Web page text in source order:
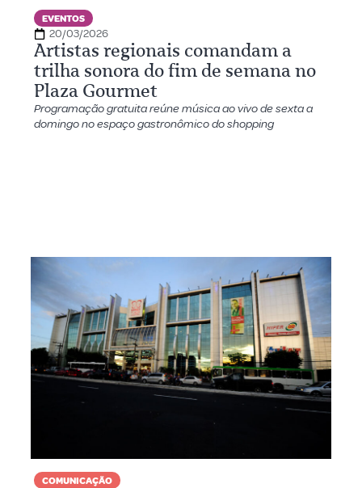
EVENTOS
20/03/2026
Artistas regionais comandam a
trilha sonora do fim de semana no
Plaza Gourmet
Programação gratuita reúne música ao vivo de sexta a
domingo no espaço gastronômico do shopping
COMUNICAÇÃO